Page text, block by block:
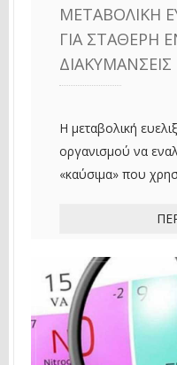
ΜΕΤΑΒΟΛΙΚΉ
ΓΙΑ ΣΤΑΘΕΡΉ
ΔΙΑΚΥΜΆΝΣΕΙΣ
Η μεταβολική
οργανισμού να
«καύσιμα» που